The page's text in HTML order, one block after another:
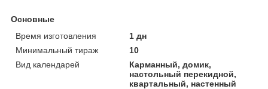
Основные
Время изготовления
1 дн
Минимальный тираж
10
Вид календарей
Карманный, домик,
настольный перекидной,
квартальный, настенный